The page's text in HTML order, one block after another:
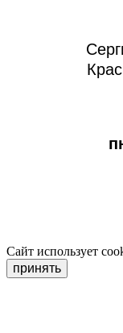
Сайт использует
принять